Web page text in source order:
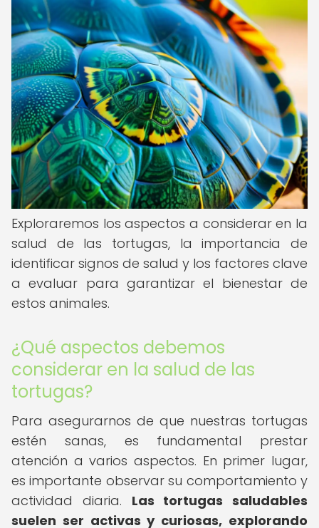
Exploraremos los aspectos a considerar en la
salud de las tortugas, la importancia de
identificar signos de salud y los factores clave
a evaluar para garantizar el bienestar de
estos animales.
¿Qué aspectos debemos
considerar en la salud de las
tortugas?
Para asegurarnos de que nuestras tortugas
estén sanas, es fundamental prestar
atención a varios aspectos. En primer lugar,
es importante observar su comportamiento y
actividad diaria. Las tortugas saludables
suelen ser activas y curiosas, explorando